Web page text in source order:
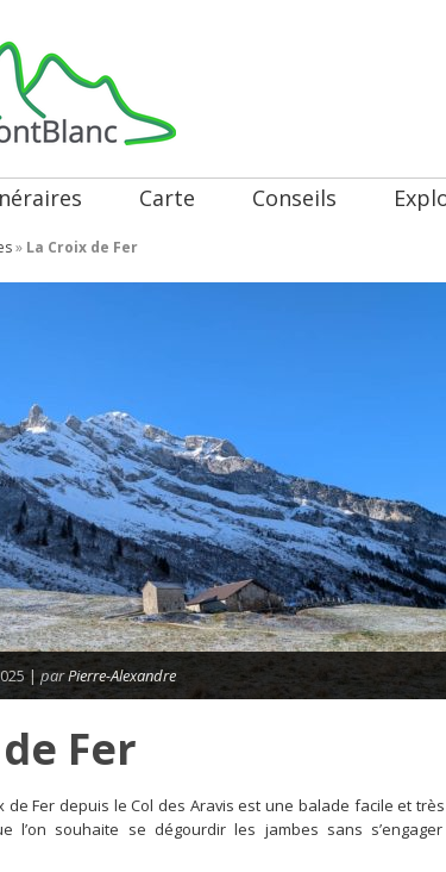
Carte Conseils
» La Croix de Fer
| parPierre-Alexandre
Fer
de Fer depuis le Col des Aravis est une balade facile et très
l’on souhaite se dégourdir les jambes sans